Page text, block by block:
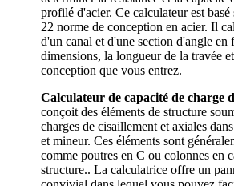
profilé d'acier. Ce calculateur est
22 norme de conception en acier. Il
d'un canal et d'une section d'angle en
dimensions, la longueur de la travée
conception que vous entrez.
Calculateur de capacité de charge
conçoit des éléments de structure
charges de cisaillement et axiales
et mineur. Ces éléments sont
comme poutres en C ou colonnes en
structure.. La calculatrice offre un